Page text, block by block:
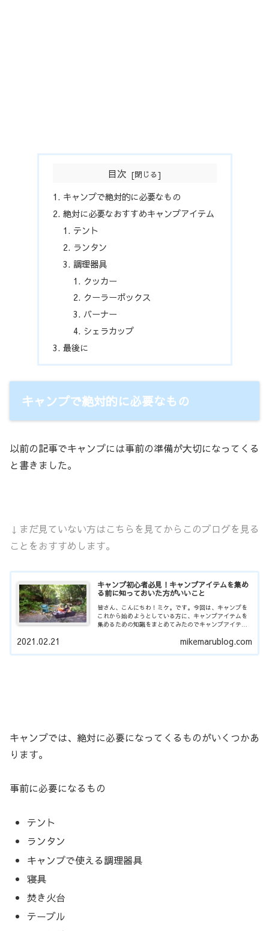
目次
キャンプで絶対的に必要なもの
絶対に必要なおすすめキャンプアイテム
テント
ランタン
調理器具
クッカー
クーラーボックス
バーナー
シェラカップ
最後に
キャンプで絶対的に必要なもの
以前の記事でキャンプには事前の準備が大切になってくる
と書きました。
↓まだ見ていない方はこちらを見てからこのブログを見る
ことをおすすめします。
キャンプ初心者必見！キャンプアイテムを集め
る前に知っておいた方がいいこと
皆さん、こんにちわ！ミケ。です。今回は、キャンプを
これから始めようとしている方に、キャンプアイテムを
集めるための知識をまとめてみたのでキャンプアイテム
mikemarublog.com
2021.02.21
キャンプでは、絶対に必要になってくるものがいくつかあ
ります。
事前に必要になるもの
テント
ランタン
キャンプで使える調理器具
寝具
焚き火台
テーブル